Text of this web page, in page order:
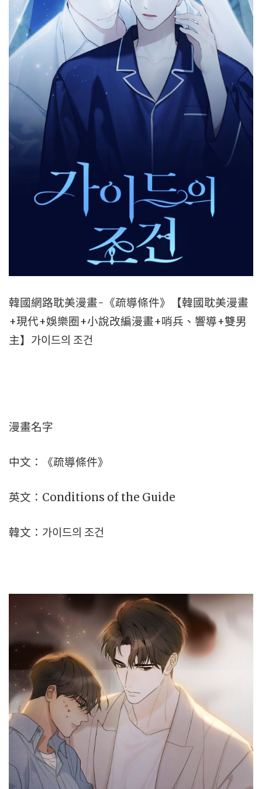
韓國網路耽美漫畫-《疏導條件》【韓國耽美漫畫
+現代+娛樂圈+小說改編漫畫+哨兵、響導+雙男
主】가이드의 조건
漫畫名字
中文：《疏導條件》
英文：Conditions of the Guide
韓文：가이드의 조건